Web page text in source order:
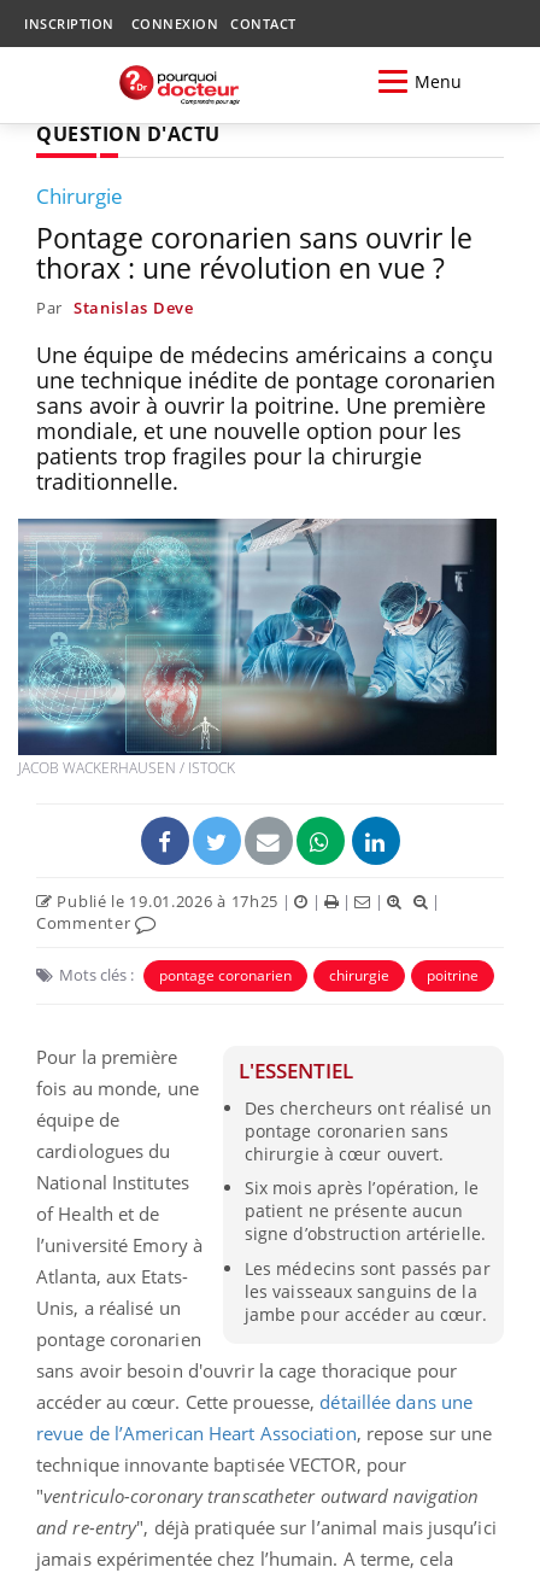
INSCRIPTION CONNEXION CONTACT
Menu
QUESTION D'ACTU
Chirurgie
Pontage coronarien sans ouvrir le
thorax : une révolution en vue ?
Par Stanislas Deve
Une équipe de médecins américains a conçu
une technique inédite de pontage coronarien
sans avoir à ouvrir la poitrine. Une première
mondiale, et une nouvelle option pour les
patients trop fragiles pour la chirurgie
traditionnelle.
JACOB WACKERHAUSEN / ISTOCK
Publié le 19.01.2026 à 17h25 | | | |
|
Commenter
Mots clés : pontage coronarien chirurgie poitrine
L'ESSENTIEL
Des chercheurs ont réalisé un
pontage coronarien sans
chirurgie à cœur ouvert.
Six mois après l’opération, le
patient ne présente aucun
signe d’obstruction artérielle.
Les médecins sont passés par
les vaisseaux sanguins de la
jambe pour accéder au cœur.
Pour la première
fois au monde, une
équipe de
cardiologues du
National Institutes
of Health et de
l’université Emory à
Atlanta, aux Etats-
Unis, a réalisé un
pontage coronarien
sans avoir besoin d'ouvrir la cage thoracique pour
accéder au cœur. Cette prouesse, détaillée dans une
revue de l’American Heart Association, repose sur une
technique innovante baptisée VECTOR, pour
"ventriculo-coronary transcatheter outward navigation
and re-entry", déjà pratiquée sur l’animal mais jusqu’ici
jamais expérimentée chez l’humain. A terme, cela